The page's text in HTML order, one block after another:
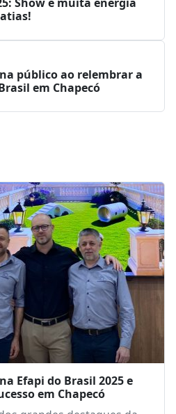
público ao relembrar a
em Chapecó
Efapi do Brasil 2025 e
em Chapecó